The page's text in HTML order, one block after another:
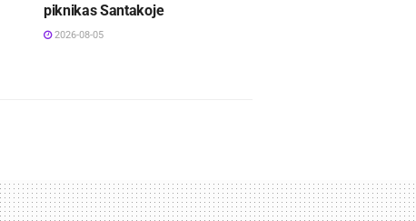
piknikas Santakoje
2026-08-05